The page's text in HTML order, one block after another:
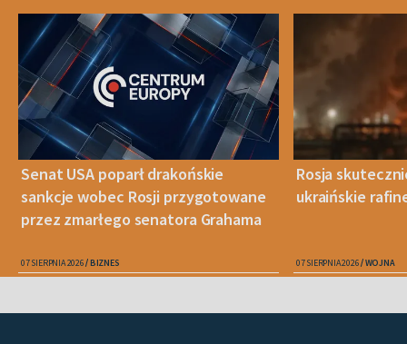
Senat USA poparł drakońskie
sankcje wobec Rosji przygotowane
przez zmarłego senatora Grahama
07 SIERPNIA 2026 BIZNES
Rosja
ukraińskie
07 SIERPNIA 2026 WOJNA